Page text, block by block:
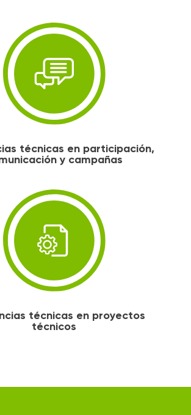
técnicas en participación,
y campañas
técnicas en proyectos
técnicos